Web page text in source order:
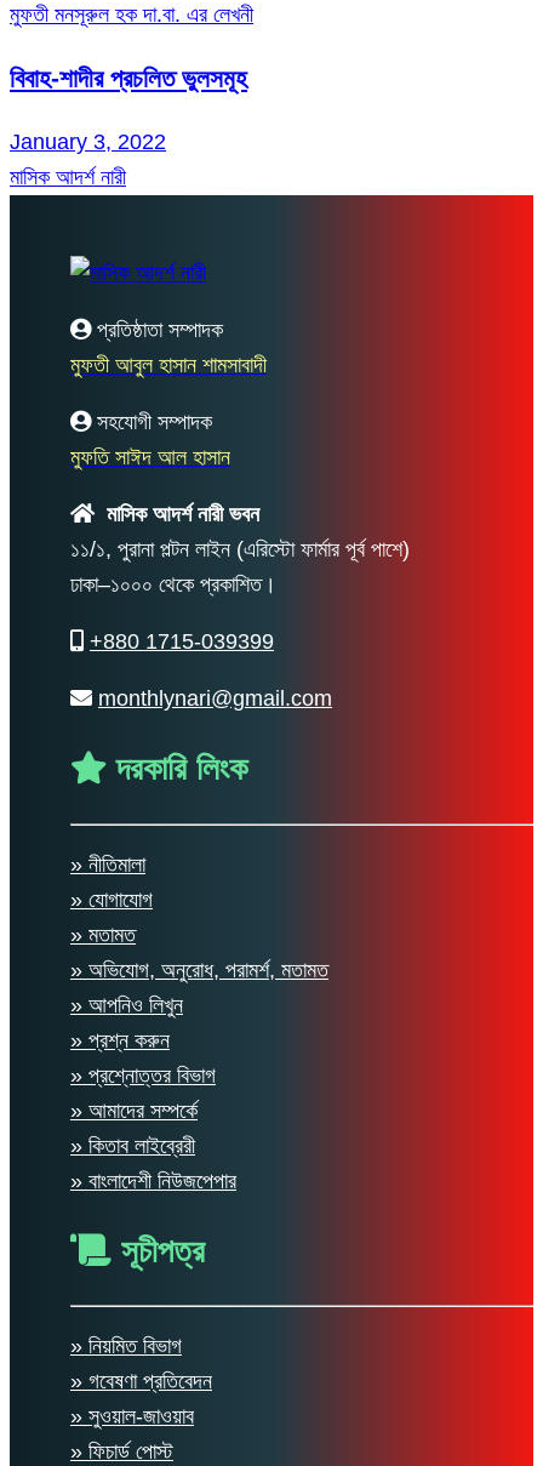
মুফতী মনসূরুল হক দা.বা. এর লেখনী
বিবাহ-শাদীর প্রচলিত ভুলসমূহ
January 3, 2022
মাসিক আদর্শ নারী
প্রতিষ্ঠাতা সম্পাদক
মুফতী আবুল হাসান শামসাবাদী
সহযোগী সম্পাদক
মুফতি সাঈদ আল হাসান
মাসিক আদর্শ নারী ভবন
১১/১, পুরানা পল্টন লাইন (এরিস্টো ফার্মার পূর্ব পাশে)
ঢাকা–১০০০ থেকে প্রকাশিত।
+880 1715-039399
monthlynari@gmail.com
দরকারি লিংক
» নীতিমালা
» যোগাযোগ
» মতামত
» অভিযোগ, অনুরোধ, পরামর্শ, মতামত
» আপনিও লিখুন
» প্রশ্ন করুন
» প্রশ্নোত্তর বিভাগ
» আমাদের সম্পর্কে
» কিতাব লাইব্রেরী
» বাংলাদেশী নিউজপেপার
সূচীপত্র
» নিয়মিত বিভাগ
» গবেষণা প্রতিবেদন
» সুওয়াল-জাওয়াব
» ফিচার্ড পোস্ট